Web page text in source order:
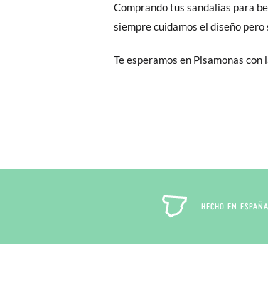
Comprando tus sandalias para
siempre cuidamos el diseño
Te esperamos en Pisamonas
HECHO EN ESPAÑA